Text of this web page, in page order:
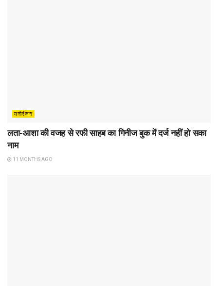
मनोरंजन
लता-आशा की वजह से रफी साहब का गिनीज बुक में दर्ज नहीं हो सका
नाम
11 MONTHS AGO